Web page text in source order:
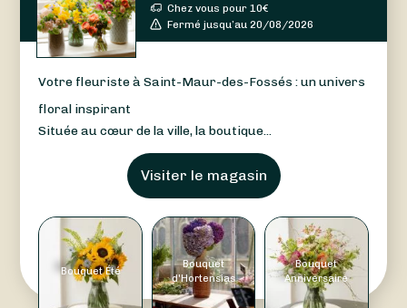
Chez vous pour10€
Fermé jusqu’au 20/08/2026
Votre fleuriste à Saint-Maur-des-Fossés : un univers
floral inspirant
Située au cœur de la ville, la boutique...
Visiter le magasin
Bouquet Été
Bouquet
d'Hortensias
Bouquet
Anniversaire